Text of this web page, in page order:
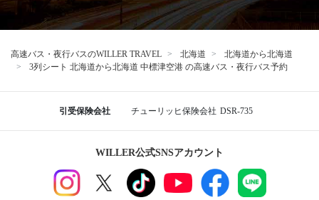
高速バス・夜行バスのWILLER TRAVEL 北海道
北海道から北海道
3列シート 北海道から北海道 中標津空港 の高速バス・夜行バス予約
引受保険会社 チューリッヒ保険会社 DSR-735
WILLER公式SNSアカウント